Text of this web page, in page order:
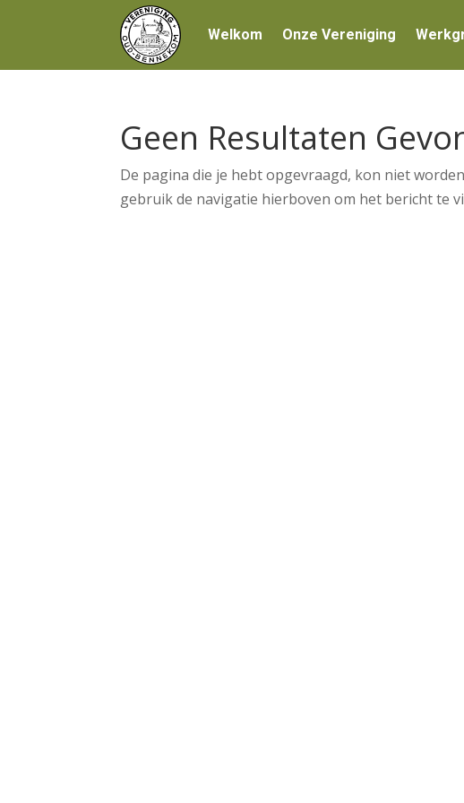
Welkom Onze Vereniging
Geen Resultaten
De pagina die je hebt opgevraagd, kon niet
gebruik de navigatie hierboven om het bericht te